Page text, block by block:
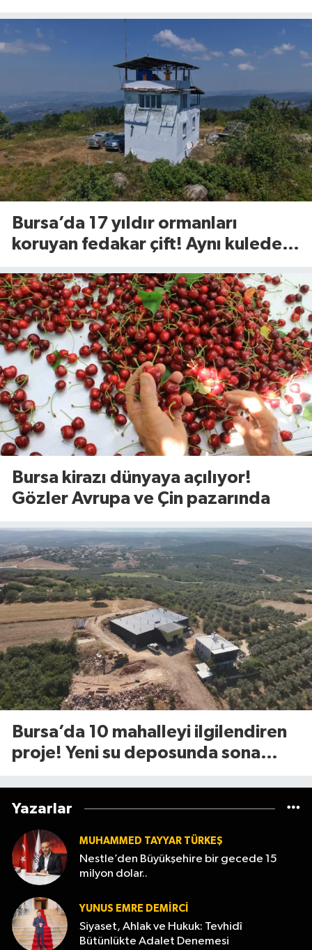
Bursa’da 17 yıldır ormanları
koruyan fedakar çift! Aynı kulede
Bursa kirazı dünyaya açılıyor!
Gözler Avrupa ve Çin pazarında
Bursa’da 10 mahalleyi ilgilendiren
proje! Yeni su deposunda sona
Yazarlar
MUHAMMED TAYYAR TÜRKEŞ
Nestle’den Büyükşehire bir gecede 15
milyon dolar..
YUNUS EMRE DEMIRCI
Siyaset, Ahlak ve Hukuk: Tevhidî
Bütünlükte Adalet Denemesi